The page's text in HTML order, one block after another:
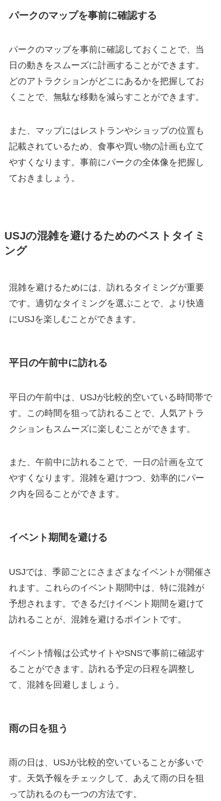
パークのマップを事前に確認する
パークのマップを事前に確認しておくことで、当
日の動きをスムーズに計画することができます。
どのアトラクションがどこにあるかを把握してお
くことで、無駄な移動を減らすことができます。
また、マップにはレストランやショップの位置も
記載されているため、食事や買い物の計画も立て
やすくなります。事前にパークの全体像を把握し
ておきましょう。
USJの混雑を避けるためのベストタイミ
ング
混雑を避けるためには、訪れるタイミングが重要
です。適切なタイミングを選ぶことで、より快適
にUSJを楽しむことができます。
平日の午前中に訪れる
平日の午前中は、USJが比較的空いている時間帯で
す。この時間を狙って訪れることで、人気アトラ
クションもスムーズに楽しむことができます。
また、午前中に訪れることで、一日の計画を立て
やすくなります。混雑を避けつつ、効率的にパー
ク内を回ることができます。
イベント期間を避ける
USJでは、季節ごとにさまざまなイベントが開催さ
れます。これらのイベント期間中は、特に混雑が
予想されます。できるだけイベント期間を避けて
訪れることが、混雑を避けるポイントです。
イベント情報は公式サイトやSNSで事前に確認す
ることができます。訪れる予定の日程を調整し
て、混雑を回避しましょう。
雨の日を狙う
雨の日は、USJが比較的空いていることが多いで
す。天気予報をチェックして、あえて雨の日を狙
って訪れるのも一つの方法です。